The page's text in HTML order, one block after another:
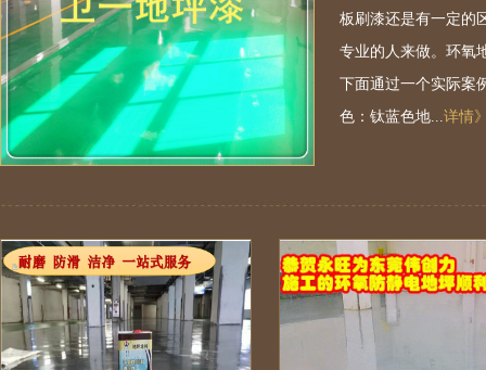
板刷漆还是有一定的
专业的人来做。环氧
下面通过一个实际案
色：钛蓝色地...详情